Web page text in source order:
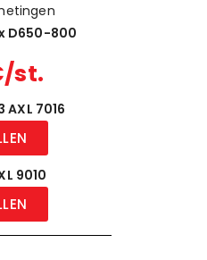
x D650-800
st.
AXL 7016
9010